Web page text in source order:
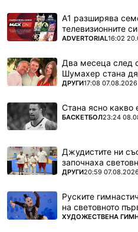
А1 разширява
телевизионните
ПОВЕЧЕ ОТ
ADVERTORIAL16:02
Два месеца след
Шумахер стана
ПОВЕЧЕ ОТ
ДРУГИ17:08 07.08.2026
Стана ясно какво
ПОВЕЧЕ ОТ
БАСКЕТБОЛ23:24
Джудистите ни
започнаха
ПОВЕЧЕ ОТ
ДРУГИ20:59
Руските
на световното
ПОВЕЧЕ ОТ
ХУДОЖЕСТВЕНА